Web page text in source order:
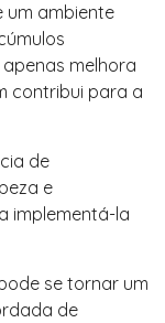
um ambiente
melhora
contribui para a
de
e
implementá-la
se tornar um
de